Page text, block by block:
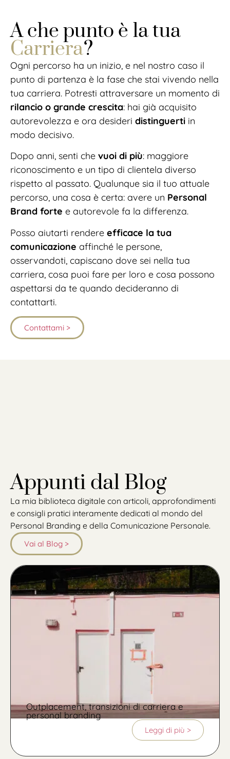
A che punto è la tua
Carriera?
Ogni percorso ha un inizio, e nel nostro caso il
punto di partenza è la fase che stai vivendo nella
tua carriera. Potresti attraversare un momento di
rilancio o grande crescita: hai già acquisito
autorevolezza e ora desideri distinguerti in
modo decisivo.
Dopo anni, senti che vuoi di più: maggiore
riconoscimento e un tipo di clientela diverso
rispetto al passato. Qualunque sia il tuo attuale
percorso, una cosa è certa: avere un Personal
Brand forte e autorevole fa la differenza.
Posso aiutarti rendere efficace la tua
comunicazione affinché le persone,
osservandoti, capiscano dove sei nella tua
carriera, cosa puoi fare per loro e cosa possono
aspettarsi da te quando decideranno di
contattarti.
Contattami >
Appunti dal Blog
La mia biblioteca digitale con articoli, approfondimenti
e consigli pratici interamente dedicati al mondo del
Personal Branding e della Comunicazione Personale.
Vai al Blog >
Outplacement, transizioni di carriera e
personal branding
Leggi di più >